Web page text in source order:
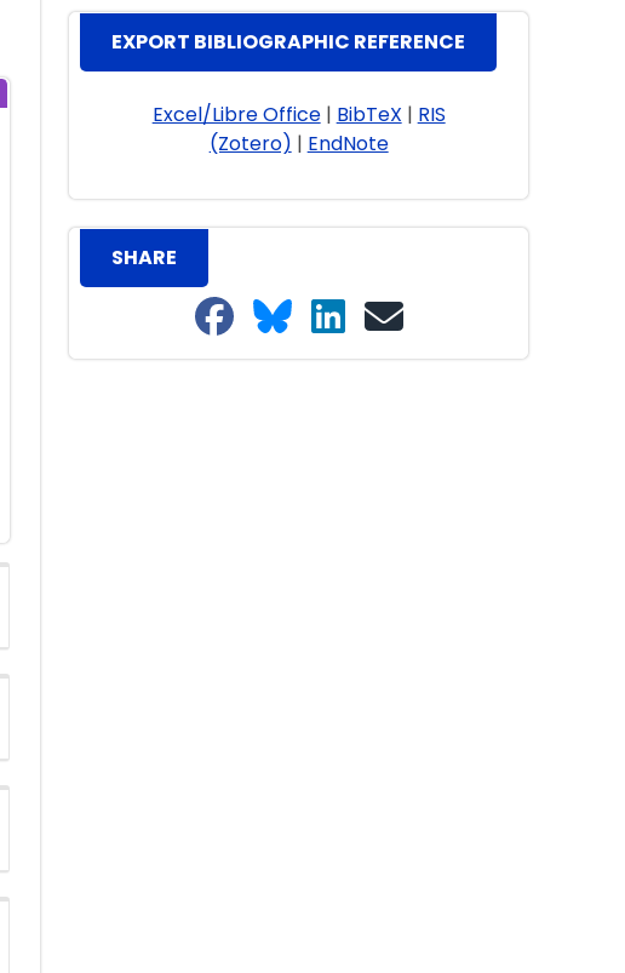
EXPORT BIBLIOGRAPHIC REFERENCE
Excel/Libre Office| BibTeX | RIS
(Zotero) | EndNote
SHARE
Share on Facebook
Share on Bluesky
Share on LinkedIn
Share on email